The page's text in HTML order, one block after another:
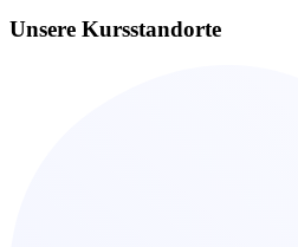
Unsere Kursstandorte